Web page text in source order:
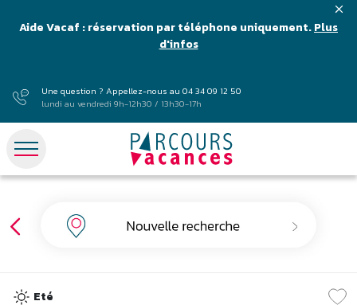
Aide Vacaf : réservation par téléphone uniquement.Plus
d'infos
Une question ? Appellez-nous au 04 34 09 12 50
lundi au vendredi 9h-12h30 / 13h30-17h
Eté